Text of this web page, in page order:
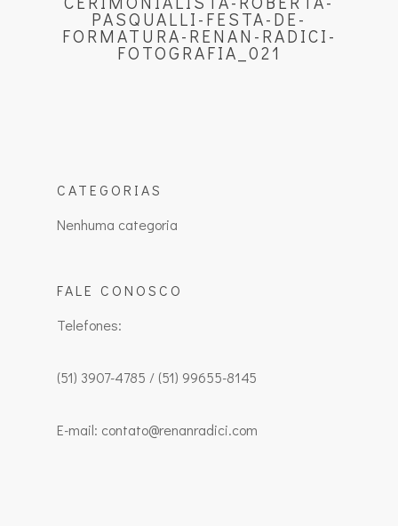
PASQUALLI-FESTA-DE-
FORMATURA-RENAN-RADICI-
FOTOGRAFIA_021
CATEGORIAS
Nenhuma categoria
FALE CONOSCO
Telefones:
(51) 3907-4785 / (51) 99655-8145
E-mail: contato@renanradici.com